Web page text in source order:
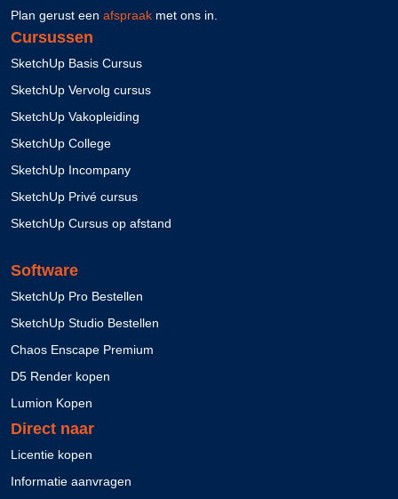
Plan gerust een afspraak met ons in.
Cursussen
SketchUp Basis Cursus
SketchUp Vervolg cursus
SketchUp Vakopleiding
SketchUp College
SketchUp Incompany
SketchUp Privé cursus
SketchUp Cursus op afstand
Software
SketchUp Pro Bestellen
SketchUp Studio Bestellen
Chaos Enscape Premium
D5 Render kopen
Lumion Kopen
Direct naar
Licentie kopen
Informatie aanvragen